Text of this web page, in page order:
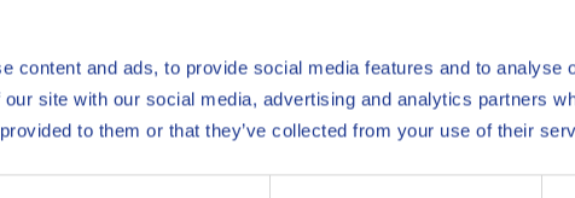
content and ads, to provide social media features and to analyse
site with our social media, advertising and analytics partners
to them or that they’ve collected from your use of their
de températures
ISO